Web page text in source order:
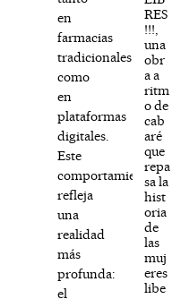
en
farmacias
tradicionales
como
en
plataformas
digitales.
Este
comportamiento
refleja
una
realidad
más
profunda:
el
RES
!!!,
una
obr
a a
ritm
o de
cab
aré
que
repa
sa la
hist
oria
de
las
muj
eres
libe